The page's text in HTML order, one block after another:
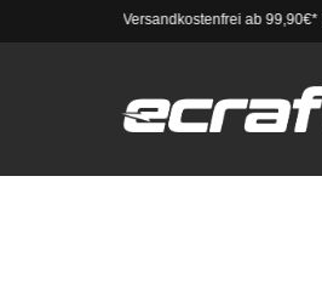
Versandkostenfrei ab 99,90€*|